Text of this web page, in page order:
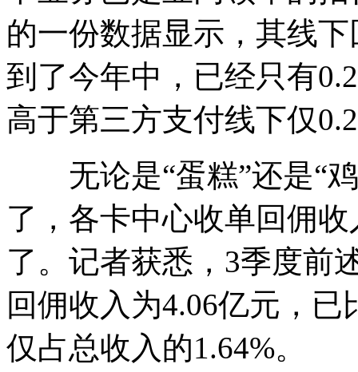
的一份数据显示，其线
到了今年中，已经只有
高于第三方支付线下仅
无论是“蛋糕”还是“鸡
了，各卡中心收单回佣
了。记者获悉，3季度前
回佣收入为4.06亿元，已
仅占总收入的1.64%。